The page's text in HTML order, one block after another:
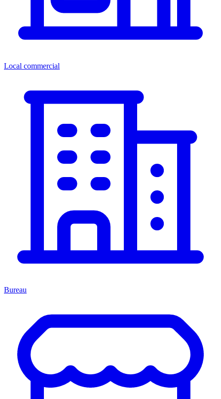
Local commercial
Bureau